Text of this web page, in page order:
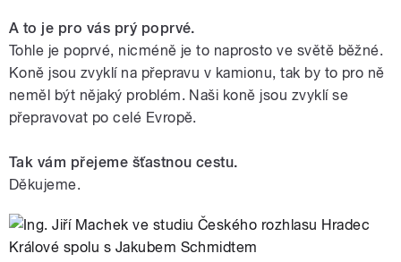
A to je pro vás prý poprvé.
Tohle je poprvé, nicméně je to naprosto ve světě běžné.
Koně jsou zvyklí na přepravu v kamionu, tak by to pro ně
neměl být nějaký problém. Naši koně jsou zvyklí se
přepravovat po celé Evropě.
Tak vám přejeme šťastnou cestu.
Děkujeme.